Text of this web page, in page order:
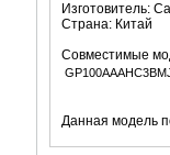
Изготовитель:
Страна: Китай
Совместимые
Данная модель